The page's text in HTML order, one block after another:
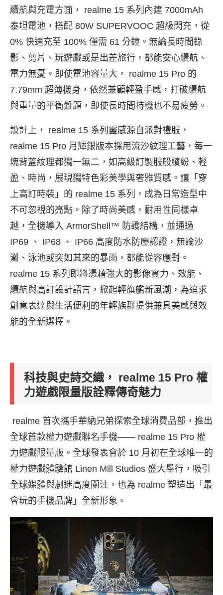
續航與充電方面， realme 15 系列內建 7000mAh
泰坦電池，搭配 80W SUPERVOOC 超級閃充，從
0% 快速充至 100% 僅需 61 分鐘。無論長時間錄
影、剪片、玩遊戲或是出差旅行，都能安心續航、
電力無憂。即使電池容量大， realme 15 Pro 的
7.79mm 超薄機身，依然兼顧輕盈手感，打破續航
與重量的平衡難題，即使長時間持機也不易疲勞。
設計上， realme 15 系列靈感源自派對禮服，
realme 15 Pro 月輝銀版本採用流沙紋理工藝，每一
塊背蓋紋理都獨一無二，如高級訂製服般繽紛、輕
盈、時尚，展現獨特色彩美學與奢雅質感。讓「穿
上高訂時裝」的 realme 15 系列，成為日常造型中
不可忽視的亮點。除了時尚美感，耐用性同樣卓
越，全機導入 ArmorShell™ 防護結構，並通過
IP69 、 IP68 、 IP66 高度防水防塵認證，無論沙
灘、泳池或突如其來的暴雨，都能從容應對。
realme 15 系列即將憑藉強大的影像實力、效能、
續航與高訂設計語言，掀起輕旗艦新風潮，為追求
創意表達與生活便利的年輕族群提供兼具美感與效
能的全新選擇。
科技與史詩交織， realme 15 Pro 權
力遊戲限量版詮釋傳奇魅力
realme 首次攜手華納兄弟探索全球消費品部，推出
全球首款權力遊戲聯名手機—— realme 15 Pro 權
力遊戲限量版。全球發表會於 10 月初在全球唯一的
權力遊戲體驗館 Linen Mill Studios 盛大舉行，吸引
全球媒體與劇迷高度關注，也為 realme 塑造出「最
會玩的手機品牌」全新形象。